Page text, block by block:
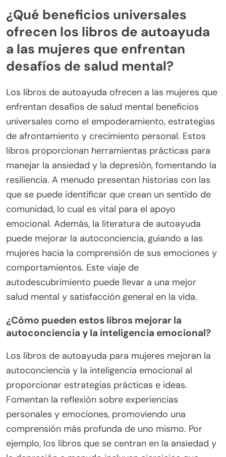
¿Qué beneficios universales
ofrecen los libros de autoayuda
a las mujeres que enfrentan
desafíos de salud mental?
Los libros de autoayuda ofrecen a las mujeres que
enfrentan desafíos de salud mental beneficios
universales como el empoderamiento, estrategias
de afrontamiento y crecimiento personal. Estos
libros proporcionan herramientas prácticas para
manejar la ansiedad y la depresión, fomentando la
resiliencia. A menudo presentan historias con las
que se puede identificar que crean un sentido de
comunidad, lo cual es vital para el apoyo
emocional. Además, la literatura de autoayuda
puede mejorar la autoconciencia, guiando a las
mujeres hacia la comprensión de sus emociones y
comportamientos. Este viaje de
autodescubrimiento puede llevar a una mejor
salud mental y satisfacción general en la vida.
¿Cómo pueden estos libros mejorar la
autoconciencia y la inteligencia emocional?
Los libros de autoayuda para mujeres mejoran la
autoconciencia y la inteligencia emocional al
proporcionar estrategias prácticas e ideas.
Fomentan la reflexión sobre experiencias
personales y emociones, promoviendo una
comprensión más profunda de uno mismo. Por
ejemplo, los libros que se centran en la ansiedad y